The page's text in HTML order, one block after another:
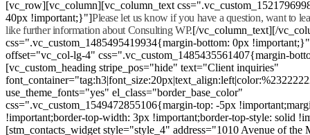
[vc_row][vc_column][vc_column_text
40px !important;}"]Please let us know if you have a question, want to
like further information about Consulting WP.[/vc_column_text][/
css=".vc_custom_1485495419934{margin-bottom: 0px
offset="vc_col-lg-4" css=".vc_custom_1485435561407{margin-
[vc_custom_heading stripe_pos="hide" text="Client inquiries"
use_theme_fonts="yes" el_class="border_base_color"
css=".vc_custom_1549472855106{margin-top: -5px
!important;border-top-width: 3px !important;border-top-style: solid
[stm_contacts_widget style="style_4" address="1010 Avenue of